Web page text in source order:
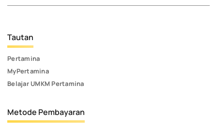
Tautan
Pertamina
MyPertamina
Belajar UMKM Pertamina
Metode Pembayaran